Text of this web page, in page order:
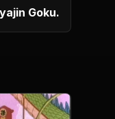
Goku.